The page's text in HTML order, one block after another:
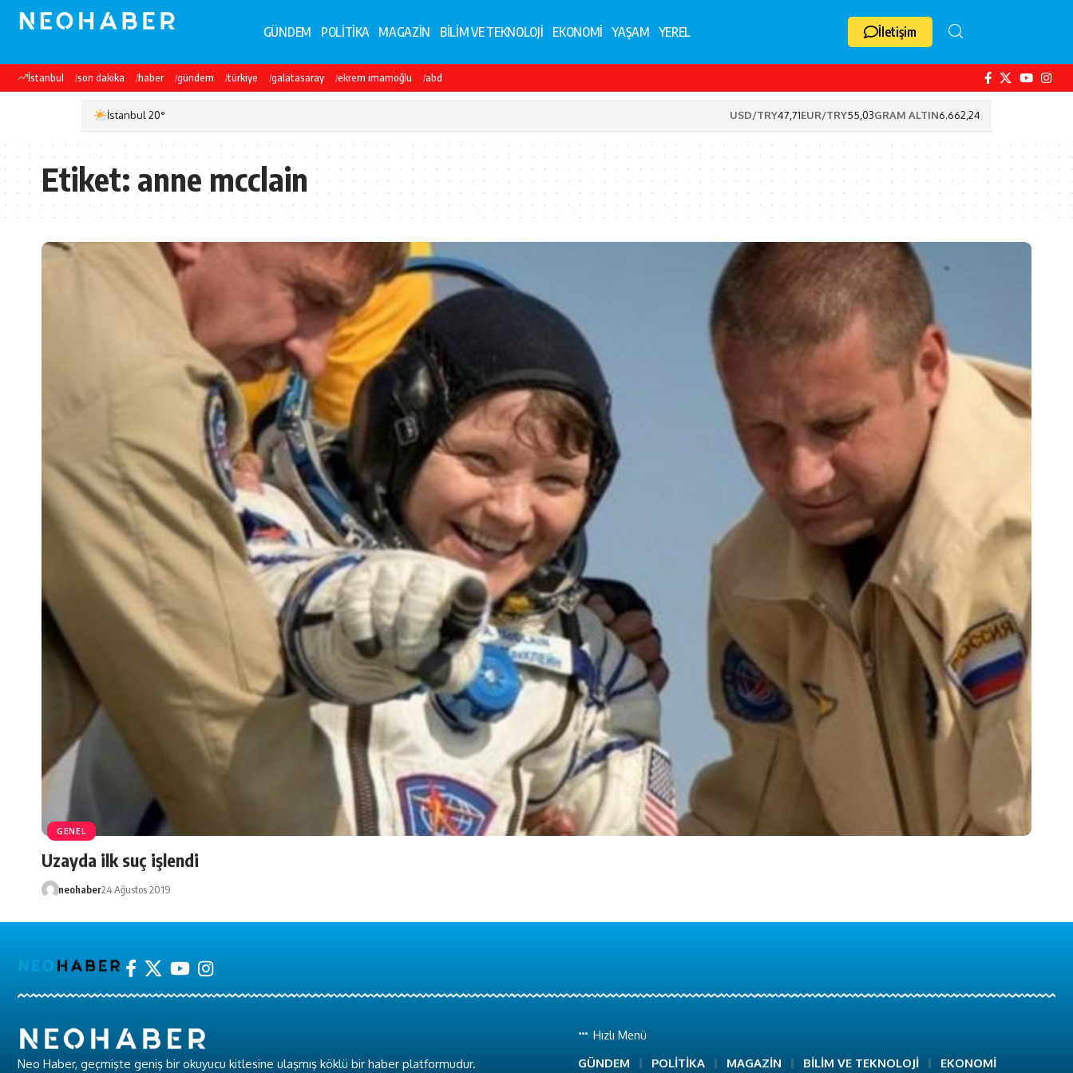
GÜNDEM POLİTİKA MAGAZİN BİLİM VE TEKNOLOJİ EKONOMİ YAŞAM YEREL İletişim
İstanbul son dakika haber gündem türkiye galatasaray ekrem imamoğlu abd
İstanbul 20° USD/TRY47,71EUR/TRY55,03GRAM ALTIN6.662,24
Etiket:anne mcclain
GENEL
Uzayda ilk suç işlendi
neohaber24 Ağustos 2019
Neo Haber, geçmişte geniş bir okuyucu kitlesine ulaşmış köklü bir haber platformudur.
Hızlı Menü
GÜNDEM POLİTİKA MAGAZİN BİLİM VE TEKNOLOJİ EKONOMİ